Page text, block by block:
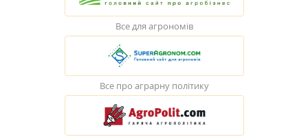
Все для агрономів
Все про аграрну політику